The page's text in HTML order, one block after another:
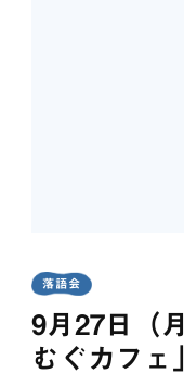
落語会
9月27日（
むぐカフェ